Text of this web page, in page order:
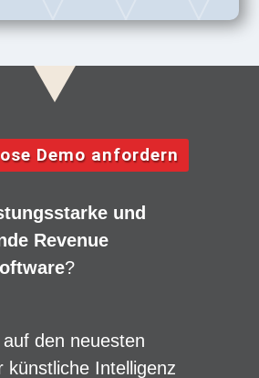
Demo anfordern
und
Revenue
?
den neuesten
künstliche Intelligenz